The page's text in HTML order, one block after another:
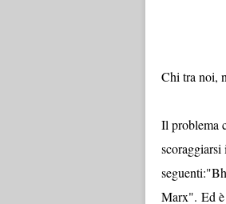
Chi tra noi,
Il problema
Marx". Ed è